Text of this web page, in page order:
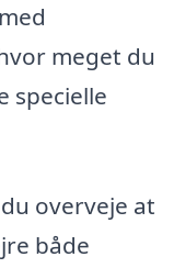
meget du
specielle
overveje at
både